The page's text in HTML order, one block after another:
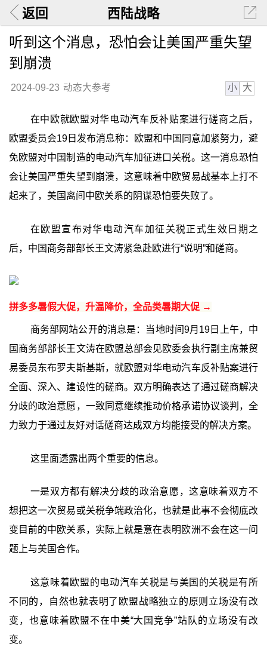
返回 西陆战略
听到这个消息，恐怕会让美国严重失望
到崩溃
2024-09-23 动态大参考 小 大
在中欧就欧盟对华电动汽车反补贴案进行磋商之后，
欧盟委员会19日发布消息称：欧盟和中国同意加紧努力，避
免欧盟对中国制造的电动汽车加征进口关税。这一消息恐怕
会让美国严重失望到崩溃，这意味着中欧贸易战基本上打不
起来了，美国离间中欧关系的阴谋恐怕要失败了。
在欧盟宣布对华电动汽车加征关税正式生效日期之
后，中国商务部部长王文涛紧急赴欧进行“说明”和磋商。
拼多多暑假大促，升温降价，全品类暑期大促 →
商务部网站公开的消息是：当地时间9月19日上午，中
国商务部部长王文涛在欧盟总部会见欧委会执行副主席兼贸
易委员东布罗夫斯基斯，就欧盟对华电动汽车反补贴案进行
全面、深入、建设性的磋商。双方明确表达了通过磋商解决
分歧的政治意愿，一致同意继续推动价格承诺协议谈判，全
力致力于通过友好对话磋商达成双方均能接受的解决方案。
这里面透露出两个重要的信息。
一是双方都有解决分歧的政治意愿，这意味着双方不
想把这一次贸易或关税争端政治化，也就是此事不会彻底改
变目前的中欧关系，实际上就是意在表明欧洲不会在这一问
题上与美国合作。
这意味着欧盟的电动汽车关税是与美国的关税是有所
不同的，自然也就表明了欧盟战略独立的原则立场没有改
变，也意味着欧盟不在中美“大国竞争”站队的立场没有改
变。